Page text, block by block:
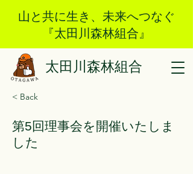
山と共に生き、未来へつなぐ
『太田川森林組合』
太田川森林組合
< Back
第5回理事会を開催いたしま
した